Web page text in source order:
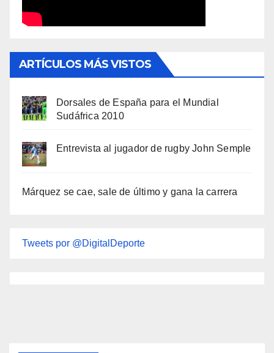
ARTÍCULOS MÁS VISTOS
Dorsales de España para el Mundial
Sudáfrica 2010
Entrevista al jugador de rugby John Semple
Márquez se cae, sale de último y gana la carrera
Tweets por @DigitalDeporte